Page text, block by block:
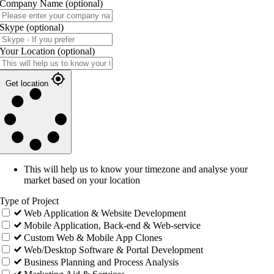
Company Name (optional)
Skype (optional)
Your Location (optional)
Get location
This will help us to know your timezone and analyse your
market based on your location
Type of Project
Web Application & Website Development
Mobile Application, Back-end & Web-service
Custom Web & Mobile App Clones
Web/Desktop Software & Portal Development
Business Planning and Process Analysis